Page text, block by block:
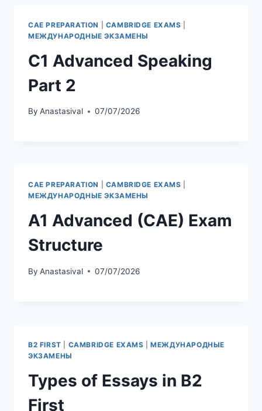
CAE PREPARATION CAMBRIDGE EXAMS
МЕЖДУНАРОДНЫЕ ЭКЗАМЕНЫ
C1 Advanced Speaking
Part 2
By Anastasival 07/07/2026
CAE PREPARATION CAMBRIDGE EXAMS
МЕЖДУНАРОДНЫЕ ЭКЗАМЕНЫ
A1 Advanced (CAE) Exam
Structure
By Anastasival 07/07/2026
B2 FIRST CAMBRIDGE EXAMS |МЕЖДУНАРОДНЫЕ
ЭКЗАМЕНЫ
Types of Essays in B2
First